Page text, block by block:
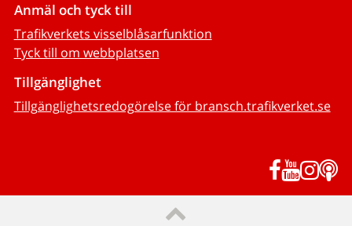
Anmäl och tyck till
Trafikverkets visselblåsarfunktion
Tyck till om webbplatsen
Tillgänglighet
Tillgänglighetsredogörelse för bransch.trafikverket.se
Facebook
YouTube